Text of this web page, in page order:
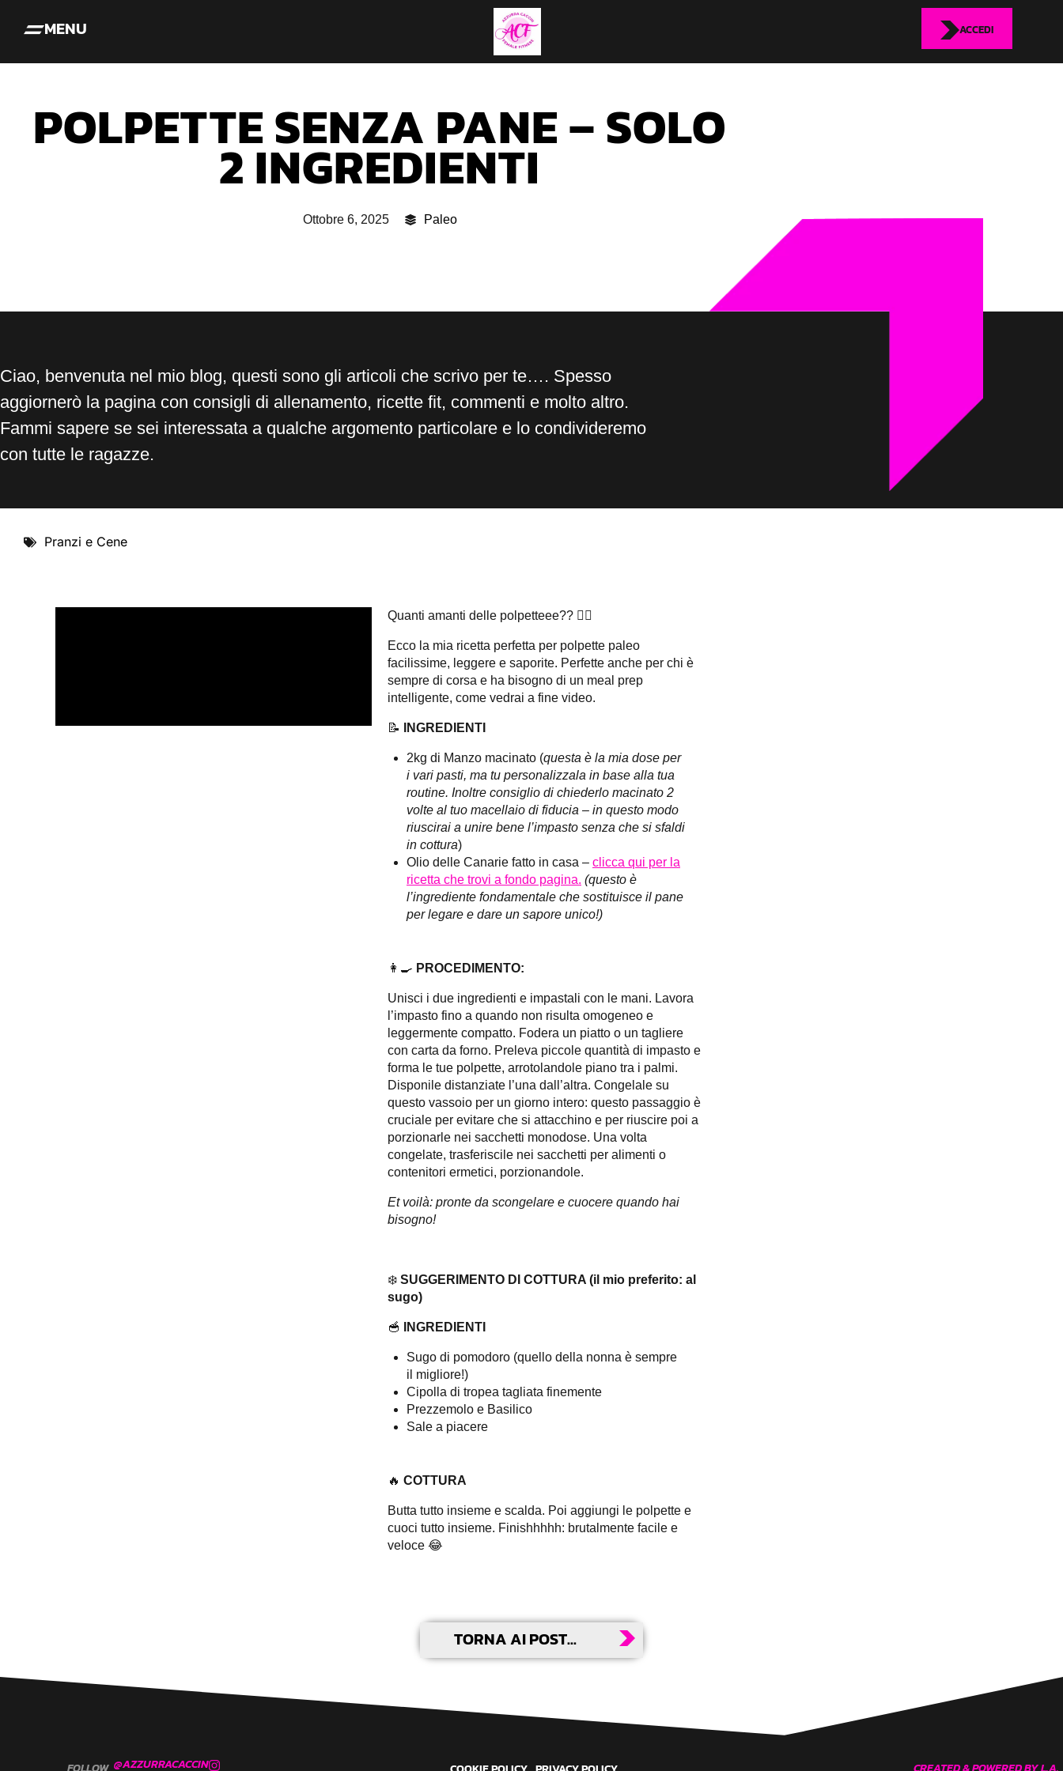
MENU ACCEDI
POLPETTE SENZA PANE – SOLO
2 INGREDIENTI
Ottobre 6, 2025 Paleo
Ciao, benvenuta nel mio blog, questi sono gli articoli che scrivo per te…. Spesso
aggiornerò la pagina con consigli di allenamento, ricette fit, commenti e molto altro.
Fammi sapere se sei interessata a qualche argomento particolare e lo condivideremo
con tutte le ragazze.
Pranzi e Cene
Quanti amanti delle polpetteee?? 🙋‍♀️
Ecco la mia ricetta perfetta per polpette paleo
facilissime, leggere e saporite. Perfette anche per chi è
sempre di corsa e ha bisogno di un meal prep
intelligente, come vedrai a fine video.
📝 INGREDIENTI
2kg di Manzo macinato (questa è la mia dose per
i vari pasti, ma tu personalizzala in base alla tua
routine. Inoltre consiglio di chiederlo macinato 2
volte al tuo macellaio di fiducia – in questo modo
riuscirai a unire bene l’impasto senza che si sfaldi
in cottura)
Olio delle Canarie fatto in casa – clicca qui per la
ricetta che trovi a fondo pagina. (questo è
l’ingrediente fondamentale che sostituisce il pane
per legare e dare un sapore unico!)
👩‍🍳 PROCEDIMENTO:
Unisci i due ingredienti e impastali con le mani. Lavora
l’impasto fino a quando non risulta omogeneo e
leggermente compatto. Fodera un piatto o un tagliere
con carta da forno. Preleva piccole quantità di impasto e
forma le tue polpette, arrotolandole piano tra i palmi.
Disponile distanziate l’una dall’altra. Congelale su
questo vassoio per un giorno intero: questo passaggio è
cruciale per evitare che si attacchino e per riuscire poi a
porzionarle nei sacchetti monodose. Una volta
congelate, trasferiscile nei sacchetti per alimenti o
contenitori ermetici, porzionandole.
Et voilà: pronte da scongelare e cuocere quando hai
bisogno!
❄️ SUGGERIMENTO DI COTTURA (il mio preferito: al
sugo)
🥣 INGREDIENTI
Sugo di pomodoro (quello della nonna è sempre
il migliore!)
Cipolla di tropea tagliata finemente
Prezzemolo e Basilico
Sale a piacere
🔥 COTTURA
Butta tutto insieme e scalda. Poi aggiungi le polpette e
cuoci tutto insieme. Finishhhhh: brutalmente facile e
veloce 😂
TORNA AI POST...
@AZZURRACACCIN